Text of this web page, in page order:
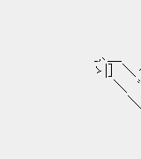
/::::::-‐=ｪ
|::::/､/
_,､＿ 〃//
ゝ|] ＼γι'
＼ ﾞﾄ､ ι' |//
＼ ` .
` 、 ≧__ェｲ
ヽア介ー-'
） //| | /ヽ